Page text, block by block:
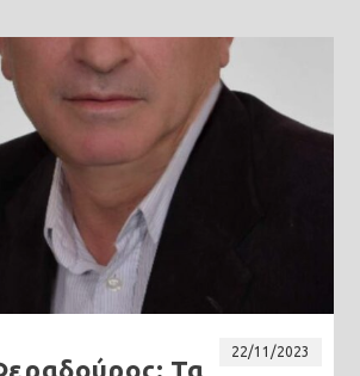
22/11/2023
Τα